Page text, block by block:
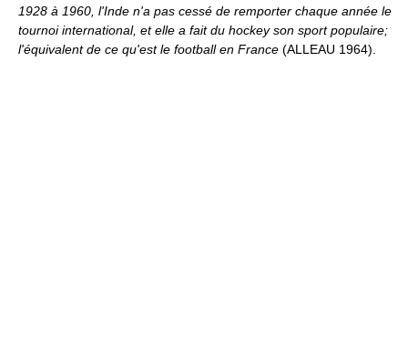
1928 à 1960, l'Inde n'a pas cessé de remporter chaque année le
tournoi international, et elle a fait du hockey son sport populaire;
l'équivalent de ce qu'est le football en France (ALLEAU 1964).